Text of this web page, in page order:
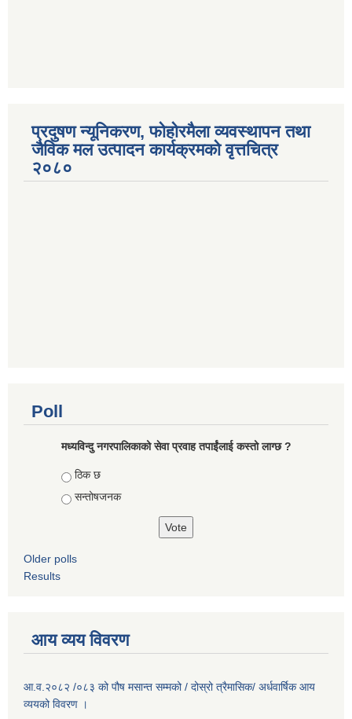
प्रदुषण न्यूनिकरण, फोहोरमैला व्यवस्थापन तथा
जैविक मल उत्पादन कार्यक्रमको वृत्तचित्र
२०८०
Poll
मध्यविन्दु नगरपालिकाको सेवा प्रवाह तपाईंलाई कस्तो लाग्छ ?
Choices
ठिक छ
सन्तोषजनक
Older polls
Results
आय व्यय विवरण
आ.व.२०८२ /०८३ को पौष मसान्त सम्मको / दोस्रो त्रैमासिक/ अर्धवार्षिक आय
व्ययको विवरण ।